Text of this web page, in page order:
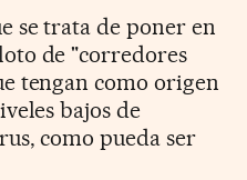
se trata de poner en
de "corredores
tengan como origen
bajos de
como pueda ser